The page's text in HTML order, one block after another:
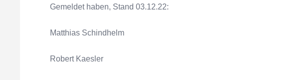
Gemeldet haben, Stand 03.12.22:
Matthias Schindhelm
Robert Kaesler